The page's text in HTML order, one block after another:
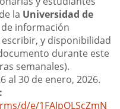
la Universidad de
información
y disponibilidad
durante este
semanales).
al 30 de enero, 2026.
d/e/1FAIpQLScZmN